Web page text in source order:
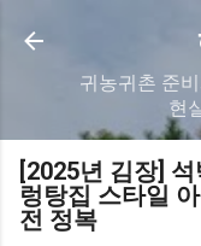
기
귀농귀촌 준
현
[2025년 김장]
렁탕집 스타일
전 정복